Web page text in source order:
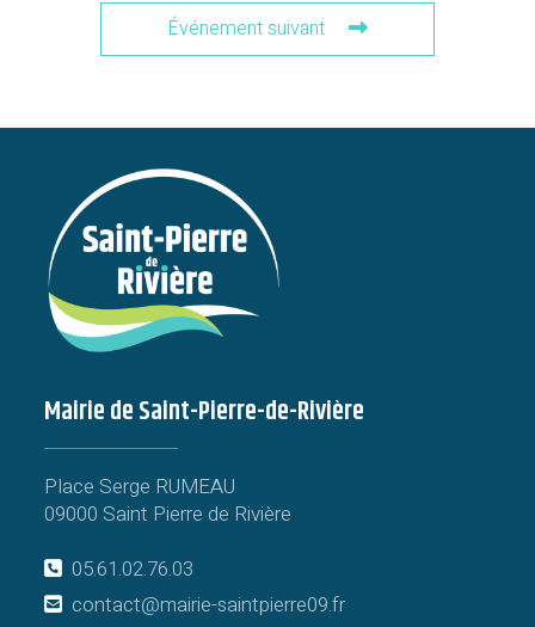
Événement suivant
Mairie de Saint-Pierre-de-Rivière
Place Serge RUMEAU
09000 Saint Pierre de Rivière
05.61.02.76.03
contact@mairie-saintpierre09.fr